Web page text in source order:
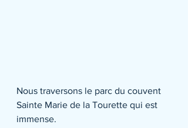
Nous traversons le parc du couvent
Sainte Marie de la Tourette qui est
immense.